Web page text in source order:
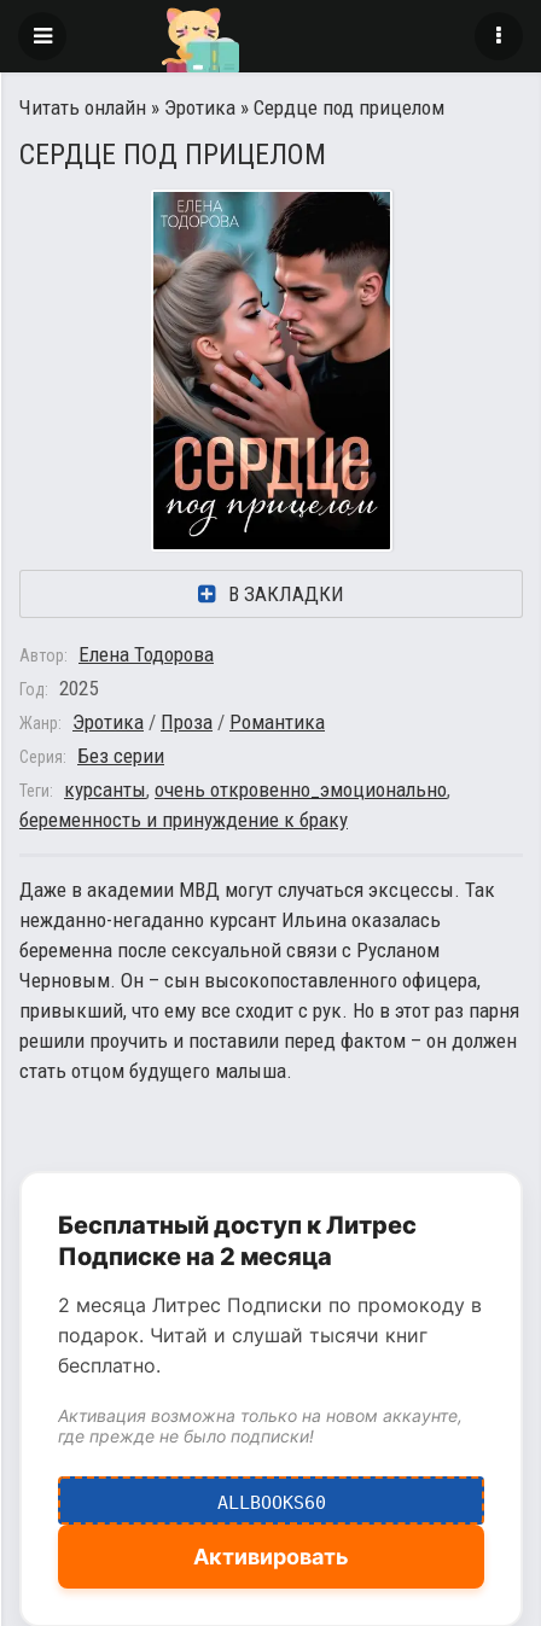
Читать онлайн » Эротика » Сердце под прицелом
СЕРДЦЕ ПОД ПРИЦЕЛОМ
В ЗАКЛАДКИ
Автор: Елена Тодорова
Год: 2025
Жанр: Эротика / Проза / Романтика
Серия: Без серии
Теги: курсанты, очень откровенно_эмоционально,
беременность и принуждение к браку
Даже в академии МВД могут случаться эксцессы. Так
нежданно-негаданно курсант Ильина оказалась
беременна после сексуальной связи с Русланом
Черновым. Он – сын высокопоставленного офицера,
привыкший, что ему все сходит с рук. Но в этот раз парня
решили проучить и поставили перед фактом – он должен
стать отцом будущего малыша.
Бесплатный доступ к Литрес
Подписке на 2 месяца
2 месяца Литрес Подписки по промокоду в
подарок. Читай и слушай тысячи книг
бесплатно.
Активация возможна только на новом аккаунте,
где прежде не было подписки!
ALLBOOKS60
Активировать